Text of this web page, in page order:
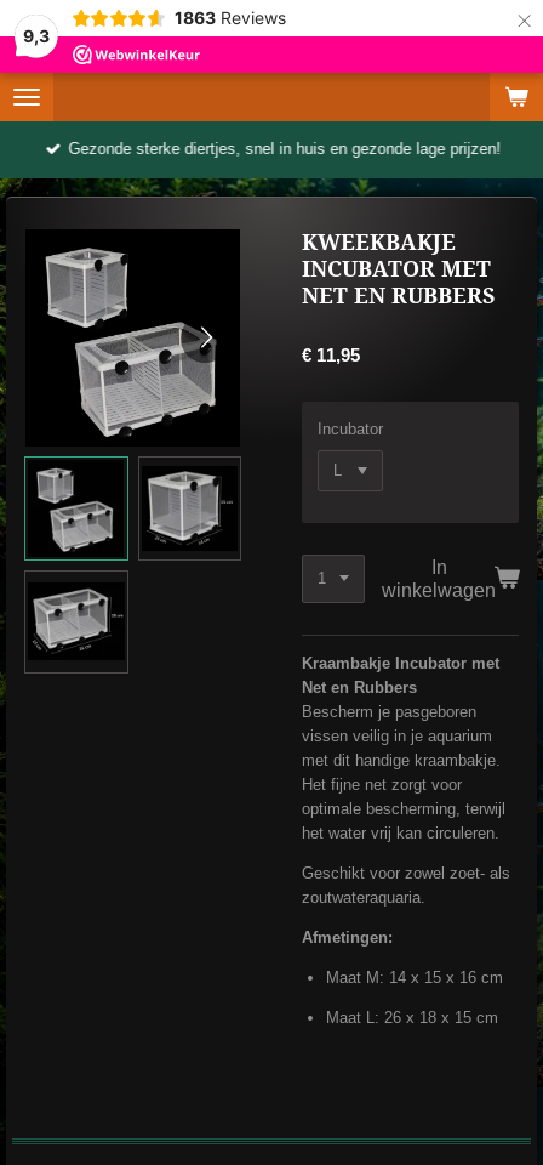
9,3
1863 Reviews ×
Gezonde sterke diertjes, snel in huis en gezonde lage prijzen!
KWEEKBAKJE
INCUBATOR MET
NET EN RUBBERS
€ 11,95
Incubator
In
winkelwagen
Kraambakje Incubator met
Net en Rubbers
Bescherm je pasgeboren
vissen veilig in je aquarium
met dit handige kraambakje.
Het fijne net zorgt voor
optimale bescherming, terwijl
het water vrij kan circuleren.
Geschikt voor zowel zoet- als
zoutwateraquaria.
Afmetingen:
Maat M: 14 x 15 x 16 cm
Maat L: 26 x 18 x 15 cm